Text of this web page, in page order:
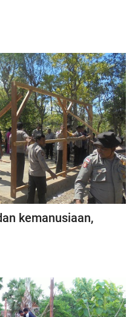
kemanusiaan,